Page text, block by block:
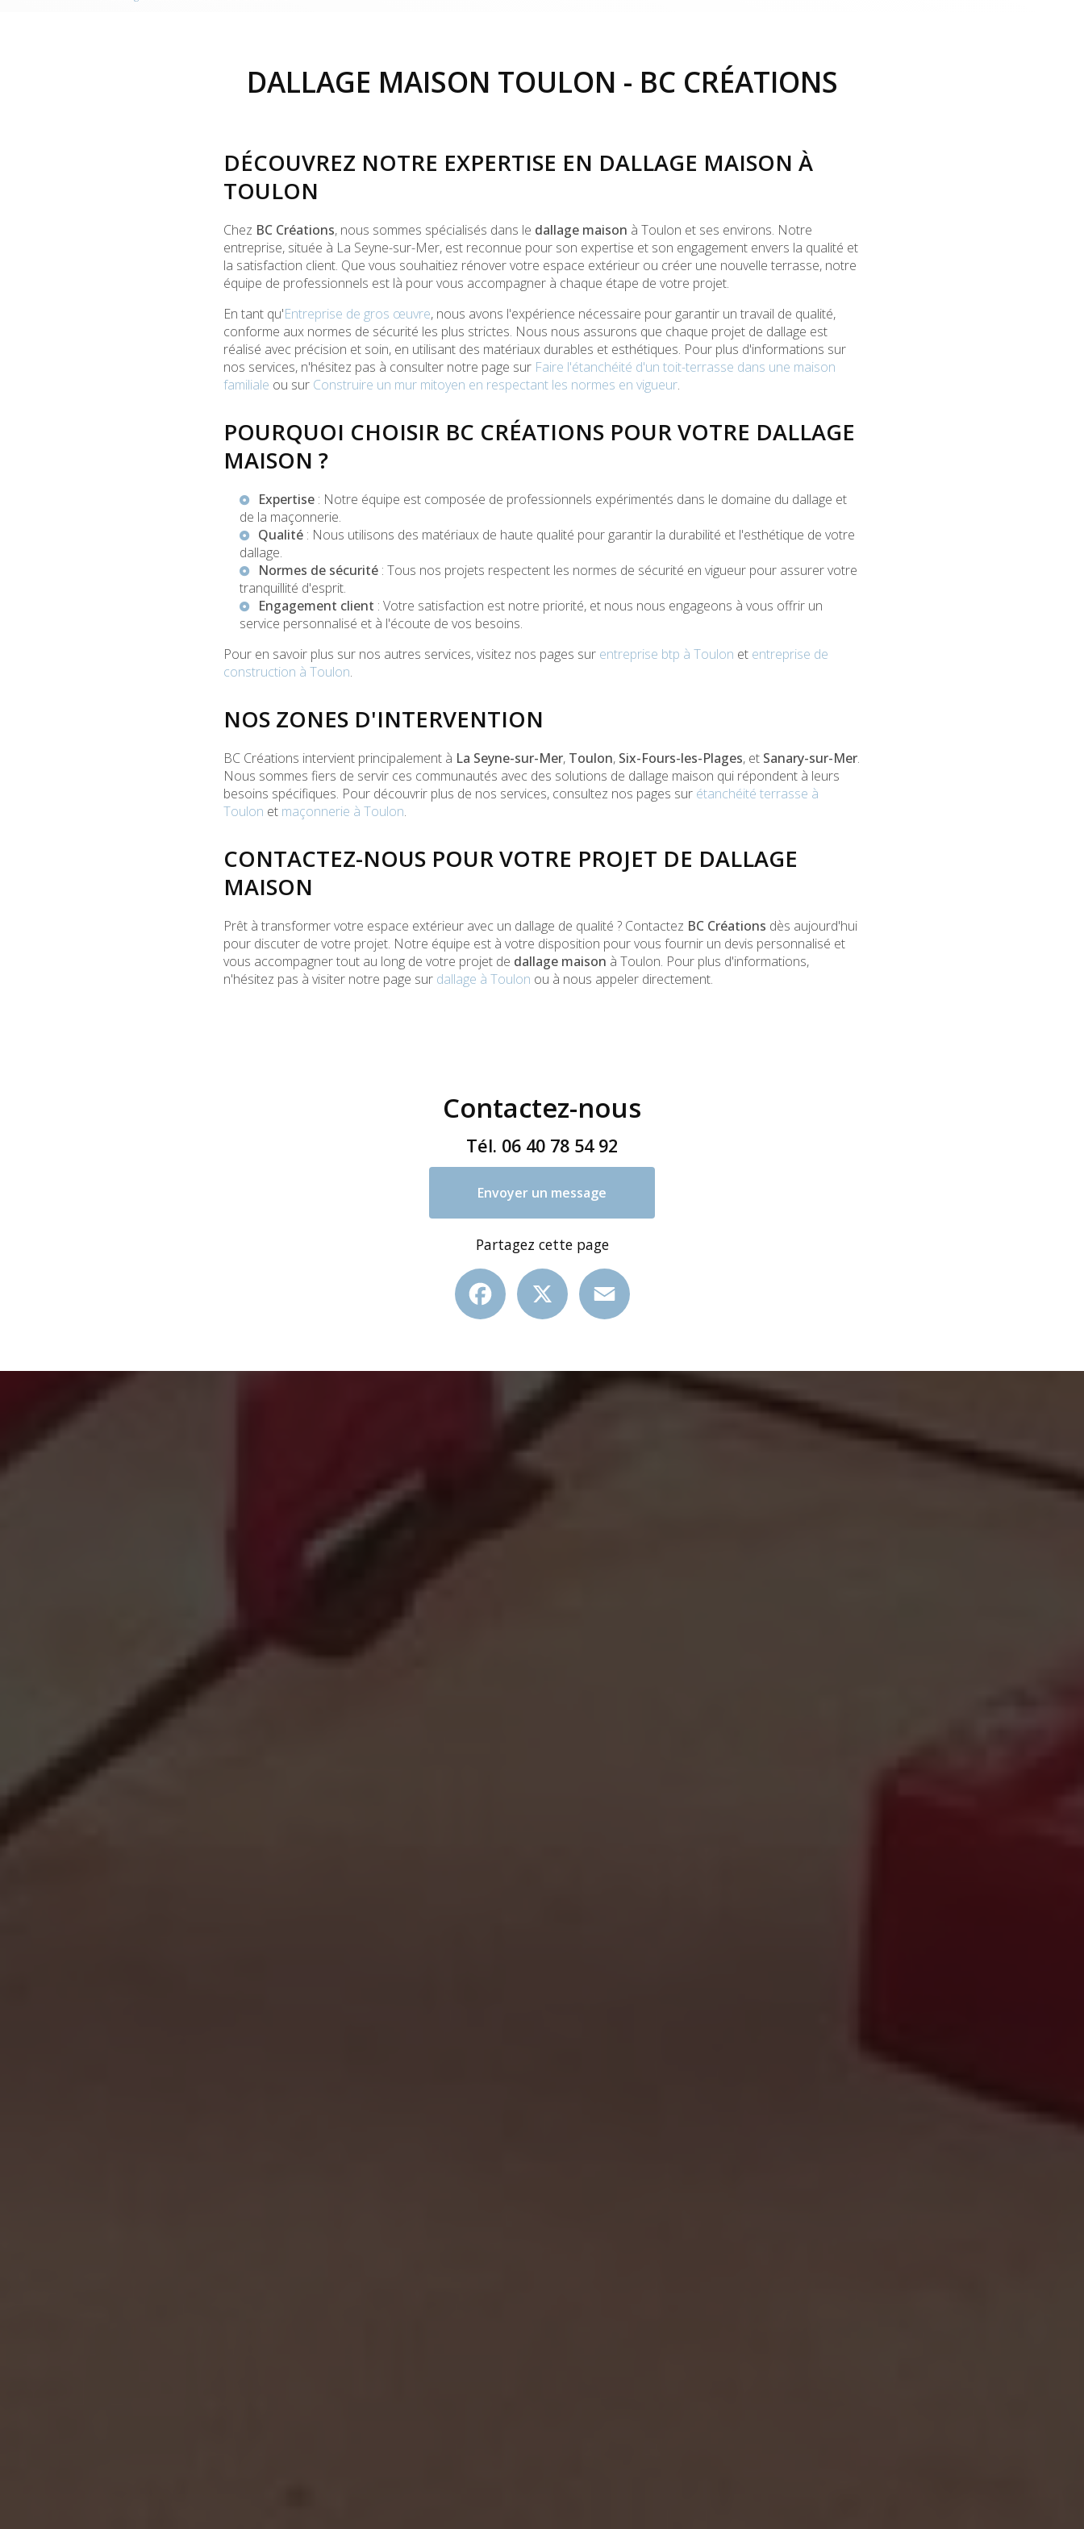
DALLAGE MAISON TOULON - BC CRÉATIONS
DÉCOUVREZ NOTRE EXPERTISE EN DALLAGE MAISON À
TOULON
Chez BC Créations, nous sommes spécialisés dans le dallage maison à Toulon et ses environs. Notre
entreprise, située à La Seyne-sur-Mer, est reconnue pour son expertise et son engagement envers la qualité et
la satisfaction client. Que vous souhaitiez rénover votre espace extérieur ou créer une nouvelle terrasse, notre
équipe de professionnels est là pour vous accompagner à chaque étape de votre projet.
En tant qu'Entreprise de gros œuvre, nous avons l'expérience nécessaire pour garantir un travail de qualité,
conforme aux normes de sécurité les plus strictes. Nous nous assurons que chaque projet de dallage est
réalisé avec précision et soin, en utilisant des matériaux durables et esthétiques. Pour plus d'informations sur
nos services, n'hésitez pas à consulter notre page sur Faire l'étanchéité d'un toit-terrasse dans une maison
familiale ou sur Construire un mur mitoyen en respectant les normes en vigueur.
POURQUOI CHOISIR BC CRÉATIONS POUR VOTRE DALLAGE
MAISON ?
Expertise : Notre équipe est composée de professionnels expérimentés dans le domaine du dallage et
de la maçonnerie.
Qualité : Nous utilisons des matériaux de haute qualité pour garantir la durabilité et l'esthétique de votre
dallage.
Normes de sécurité : Tous nos projets respectent les normes de sécurité en vigueur pour assurer votre
tranquillité d'esprit.
Engagement client : Votre satisfaction est notre priorité, et nous nous engageons à vous offrir un
service personnalisé et à l'écoute de vos besoins.
Pour en savoir plus sur nos autres services, visitez nos pages sur entreprise btp à Toulon et entreprise de
construction à Toulon.
NOS ZONES D'INTERVENTION
BC Créations intervient principalement à La Seyne-sur-Mer, Toulon, Six-Fours-les-Plages, et Sanary-sur-Mer.
Nous sommes fiers de servir ces communautés avec des solutions de dallage maison qui répondent à leurs
besoins spécifiques. Pour découvrir plus de nos services, consultez nos pages sur étanchéité terrasse à
Toulon et maçonnerie à Toulon.
CONTACTEZ-NOUS POUR VOTRE PROJET DE DALLAGE
MAISON
Prêt à transformer votre espace extérieur avec un dallage de qualité ? Contactez BC Créations dès aujourd'hui
pour discuter de votre projet. Notre équipe est à votre disposition pour vous fournir un devis personnalisé et
vous accompagner tout au long de votre projet de dallage maison à Toulon. Pour plus d'informations,
n'hésitez pas à visiter notre page sur dallage à Toulon ou à nous appeler directement.
Contactez-nous
Tél. 06 40 78 54 92
Envoyer un message
Partagez cette page
Facebook